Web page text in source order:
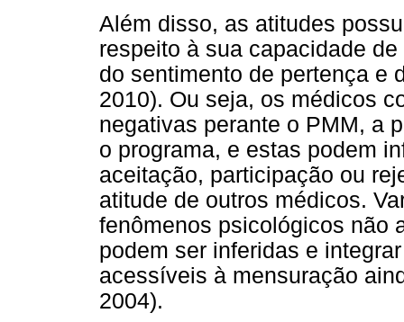
Além disso, as atitudes
respeito à sua capacidade
do sentimento de pertença e
2010). Ou seja, os médicos
negativas perante o PMM, a
o programa, e estas podem
aceitação, participação ou
atitude de outros médicos.
fenômenos psicológicos não
podem ser inferidas e
acessíveis à mensuração
2004).